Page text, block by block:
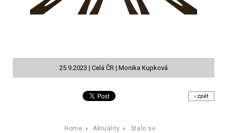
25.9.2023 | Celá ČR | Monika Kupková
‹ zpět
Home ›Aktuality › Stalo se